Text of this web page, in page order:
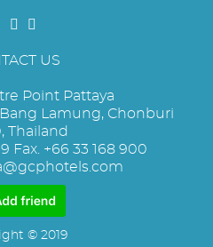
US
Point Pattaya
Lamung, Chonburi
Thailand
Fax. +66 33 168 900
© 2019